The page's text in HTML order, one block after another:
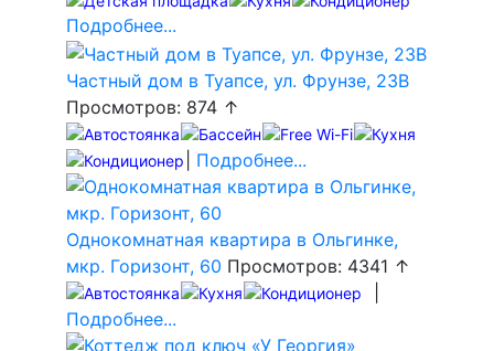
Подробнее...
Частный дом в Туапсе, ул. Фрунзе, 23В
Просмотров: 874 ↑
Подробнее...
Однокомнатная квартира в Ольгинке,
мкр. Горизонт, 60 Просмотров: 4341 ↑
Подробнее...